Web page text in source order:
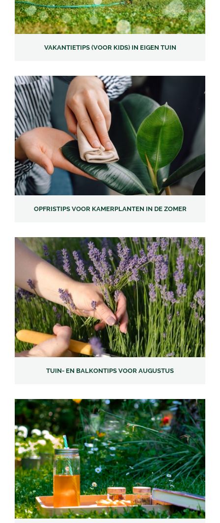
VAKANTIETIPS (VOOR KIDS) IN EIGEN TUIN
OPFRISTIPS VOOR KAMERPLANTEN IN DE ZOMER
TUIN- EN BALKONTIPS VOOR AUGUSTUS